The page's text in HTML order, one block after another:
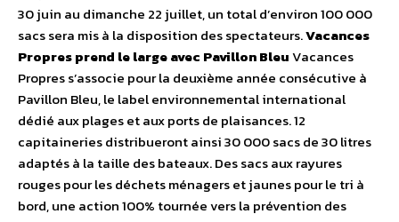
30 juin au dimanche 22 juillet, un total d’environ 100 000
sacs sera mis à la disposition des spectateurs.Vacances
Propres prend le large avec Pavillon BleuVacances
Propres s’associe pour la deuxième année consécutive à
Pavillon Bleu, le label environnemental international
dédié aux plages et aux ports de plaisances. 12
capitaineries distribueront ainsi 30 000 sacs de 30 litres
adaptés à la taille des bateaux. Des sacs aux rayures
rouges pour les déchets ménagers et jaunes pour le tri à
bord, une action 100% tournée vers la prévention des